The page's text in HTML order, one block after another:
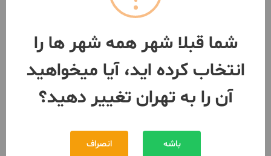
شما قبلا شهر همه شهر ها را
انتخاب کرده اید، آیا میخواهید
آن را به تهران تغییر دهید؟
باشه انصراف